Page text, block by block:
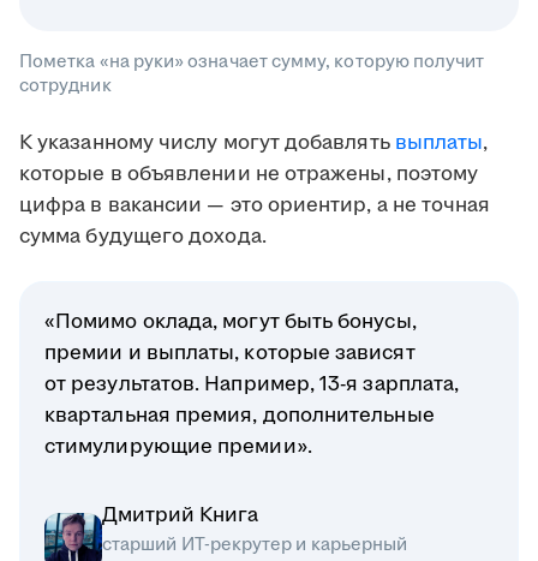
Пометка «на руки» означает сумму, которую получит
сотрудник
К указанному числу могут добавлять выплаты,
которые в объявлении не отражены, поэтому
цифра в вакансии — это ориентир, а не точная
сумма будущего дохода.
«Помимо оклада, могут быть бонусы,
премии и выплаты, которые зависят
от результатов. Например, 13-я зарплата,
квартальная премия, дополнительные
стимулирующие премии».
Дмитрий Книга
старший ИТ-рекрутер и карьерный